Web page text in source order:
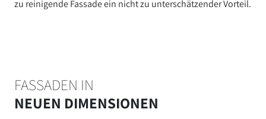
zu reinigende Fassade ein nicht zu unterschätzender Vorteil.
FASSADEN IN
NEUEN DIMENSIONEN